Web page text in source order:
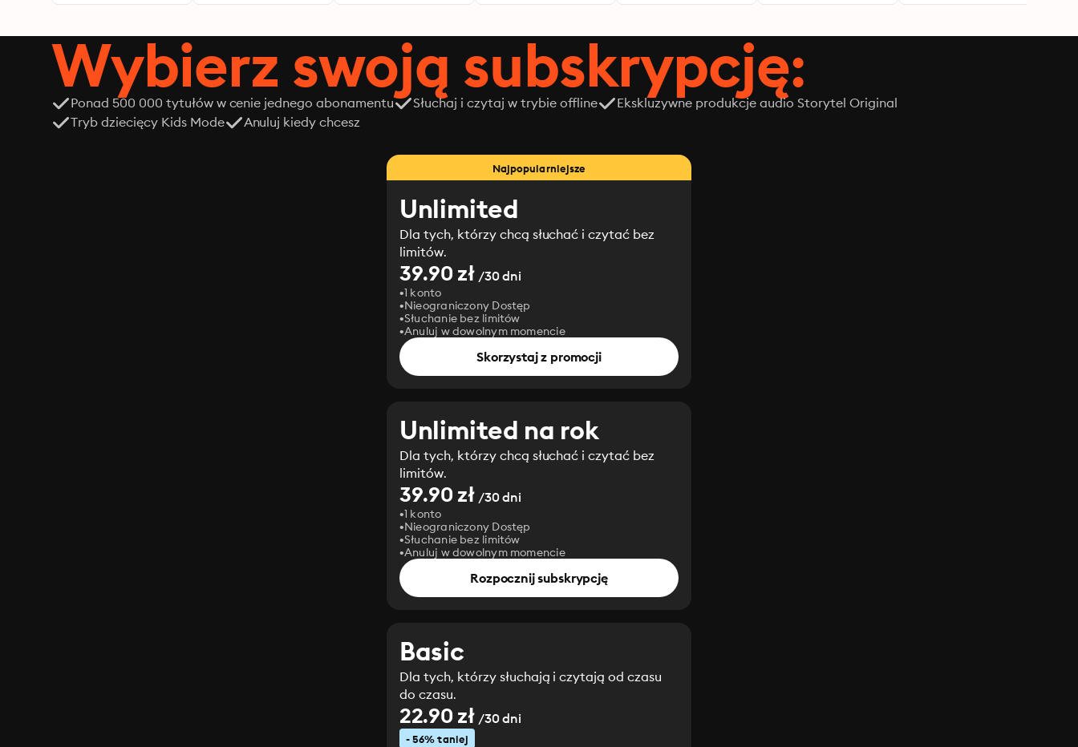
Wybierz swoją subskrypcję:
Ponad 500 000 tytułów w cenie jednego abonamentu Słuchaj i czytaj w trybie offline
Ekskluzywne produkcje audio Storytel Original
Tryb dziecięcy Kids Mode
Anuluj kiedy chcesz
Najpopularniejsze
Unlimited
Dla tych, którzy chcą słuchać i czytać bez
limitów.
39.90 zł/30 dni
1 konto
Nieograniczony Dostęp
Słuchanie bez limitów
Anuluj w dowolnym momencie
Skorzystaj z promocji
Unlimited na rok
Dla tych, którzy chcą słuchać i czytać bez
limitów.
39.90 zł/30 dni
1 konto
Nieograniczony Dostęp
Słuchanie bez limitów
Anuluj w dowolnym momencie
Rozpocznij subskrypcję
Basic
Dla tych, którzy słuchają i czytają od czasu
do czasu.
22.90 zł/30 dni
- 56% taniej